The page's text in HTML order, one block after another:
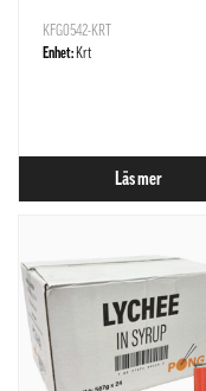
KFG0542-KRT
Enhet: Krt
Läs mer